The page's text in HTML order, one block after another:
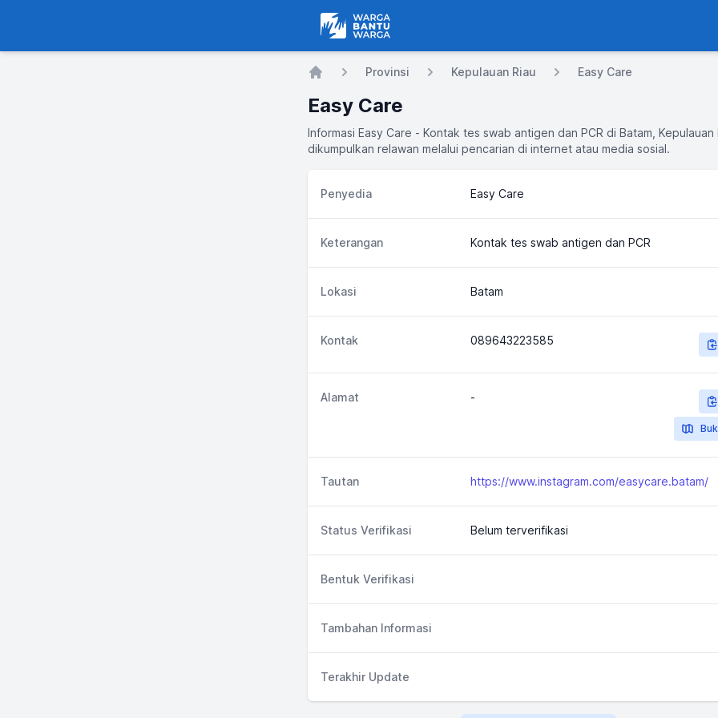
Warga Bantu Warga
Provinsi Kepulauan Riau Easy Care
Easy Care
Informasi Easy Care - Kontak tes swab antigen dan PCR di Batam, Kepulauan
dikumpulkan relawan melalui pencarian di internet atau media sosial.
Penyedia Easy Care
Keterangan Kontak tes swab antigen dan PCR
Lokasi Batam
Kontak 089643223585
Alamat -
Tautan https://www.instagram.com/easycare.batam/
Status Verifikasi Belum terverifikasi
Bentuk Verifikasi
Tambahan Informasi
Terakhir Update